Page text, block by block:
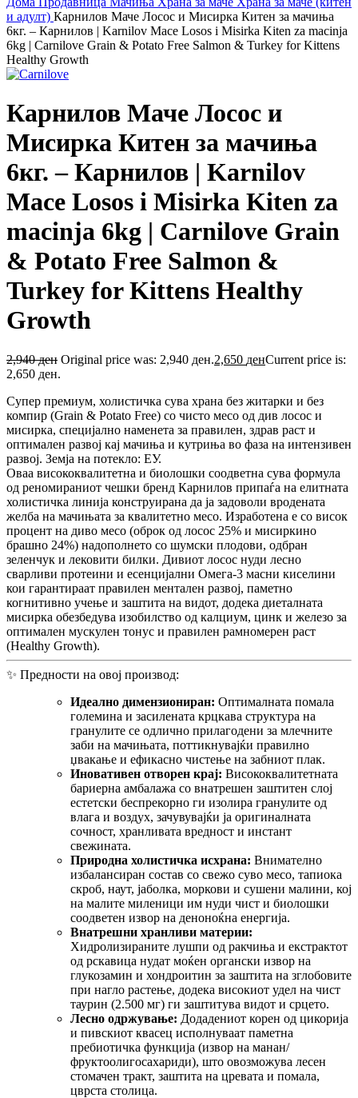
и адулт) Карнилов Маче Лосос и Мисирка Китен за мачиња
6кг. – Карнилов | Karnilov Mace Losos i Misirka Kiten za macinja
6kg | Carnilove Grain & Potato Free Salmon & Turkey for Kittens
Healthy Growth
Карнилов Маче Лосос и
Мисирка Китен за мачиња
6кг. – Карнилов | Karnilov
Mace Losos i Misirka Kiten za
macinja 6kg | Carnilove Grain
& Potato Free Salmon &
Turkey for Kittens Healthy
Growth
2,940ден Original price was: 2,940 ден.2,650 денCurrent price is:
2,650 ден.
Супер премиум, холистичка сува храна без житарки и без
компир (Grain & Potato Free) со чисто месо од див лосос и
мисирка, специјално наменета за правилен, здрав раст и
оптимален развој кај мачиња и кутриња во фаза на интензивен
развој. Земја на потекло: ЕУ.
Оваа висококвалитетна и биолошки соодветна сува формула
од реномираниот чешки бренд Карнилов припаѓа на елитната
холистичка линија конструирана да ја задоволи вродената
желба на мачињата за квалитетно месо. Изработена е со висок
процент на диво месо (оброк од лосос 25% и мисиркино
брашно 24%) надополнето со шумски плодови, одбран
зеленчук и лековити билки. Дивиот лосос нуди лесно
сварливи протеини и есенцијални Омега-3 масни киселини
кои гарантираат правилен ментален развој, паметно
когнитивно учење и заштита на видот, додека диеталната
мисирка обезбедува изобилство од калциум, цинк и железо за
оптимален мускулен тонус и правилен рамномерен раст
(Healthy Growth).
✨ Предности на овој производ:
Идеално димензиониран: Оптималната помала
големина и засилената крцкава структура на
гранулите се одлично прилагодени за млечните
заби на мачињата, поттикнувајќи правилно
џвакање и ефикасно чистење на забниот плак.
Иновативен отворен крај: Висококвалитетната
бариерна амбалажа со внатрешен заштитен слој
естетски беспрекорно ги изолира гранулите од
влага и воздух, зачувувајќи ја оригиналната
сочност, хранливата вредност и инстант
свежината.
Природна холистичка исхрана: Внимателно
избалансиран состав со свежо суво месо, тапиока
скроб, наут, јаболка, моркови и сушени малини, кој
на малите миленици им нуди чист и биолошки
соодветен извор на деноноќна енергија.
Внатрешни хранливи материи:
Хидролизираните лушпи од ракчиња и екстрактот
од рскавица нудат моќен органски извор на
глукозамин и хондроитин за заштита на зглобовите
при нагло растење, додека високиот удел на чист
таурин (2.500 мг) ги заштитува видот и срцето.
Лесно одржување: Додадениот корен од цикорија
и пивскиот квасец исполнуваат паметна
пребиотичка функција (извор на манан/
фруктоолигосахариди), што овозможува лесен
стомачен тракт, заштита на цревата и помала,
цврста столица.